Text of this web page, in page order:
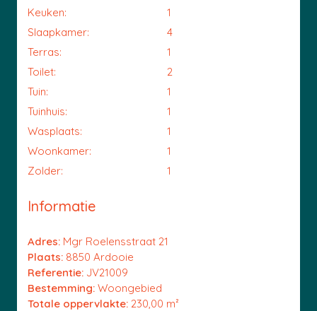
Keuken:
1
Slaapkamer:
4
Terras:
1
Toilet:
2
Tuin:
1
Tuinhuis:
1
Wasplaats:
1
Woonkamer:
1
Zolder:
1
Informatie
Adres: Mgr Roelensstraat 21
Plaats: 8850 Ardooie
Referentie: JV21009
Bestemming: Woongebied
Totale oppervlakte: 230,00 m²